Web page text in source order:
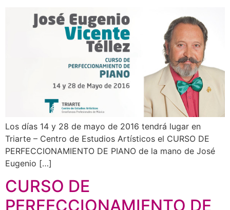
Los días 14 y 28 de mayo de 2016 tendrá lugar en
Triarte – Centro de Estudios Artísticos el CURSO DE
PERFECCIONAMIENTO DE PIANO de la mano de José
Eugenio […]
CURSO DE
PERFECCIONAMIENTO DE